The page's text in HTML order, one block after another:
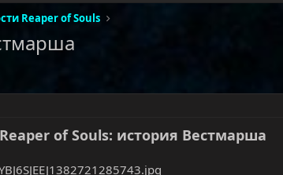
Reaper of Souls
of Souls: история Вестмарша